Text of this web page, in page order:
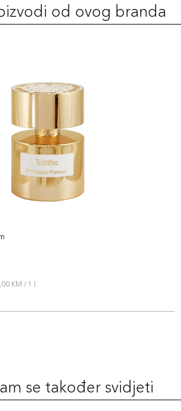
od ovog branda
KM / 1 l
se također svidjeti